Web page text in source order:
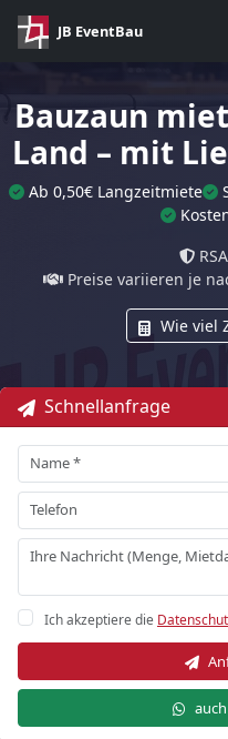
JB EventBau
Bauzaun
Land – mit
Ab 0,50€ Langzeitmiete
Preise variieren je
Wie viel
Schnellanfrage
Ich akzeptiere die